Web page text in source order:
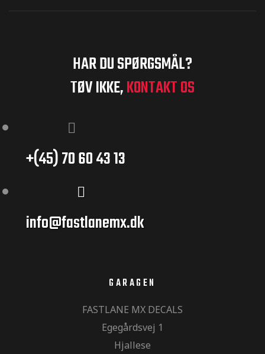
HAR DU SPØRGSMÅL?
TØV IKKE,KONTAKT OS
+(45) 70 60 43 13
info@fastlanemx.dk
GARAGEN
FASTLANE MX DECALS
Egegårdsvej 1
Hjallese